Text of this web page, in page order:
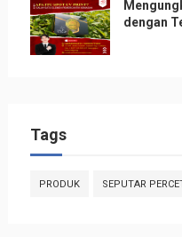
dengan
Tags
PRODUK SEPUTAR